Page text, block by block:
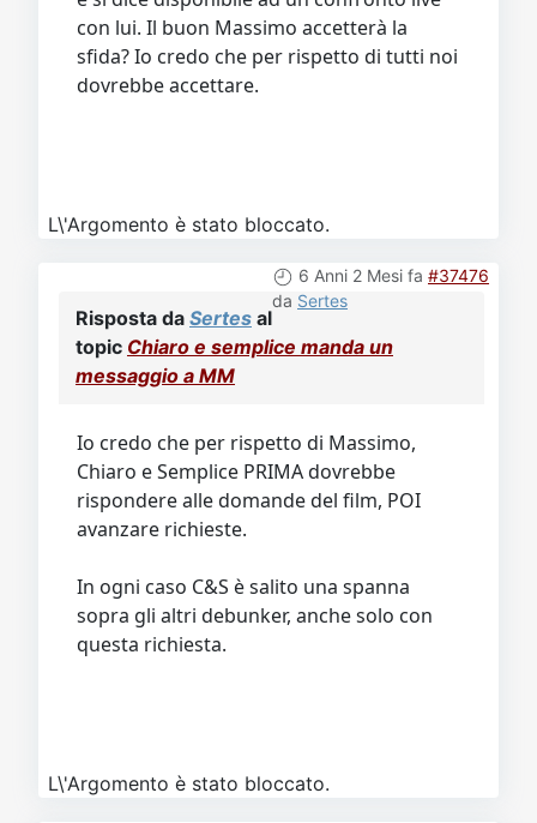
con lui. Il buon Massimo accetterà la
sfida? Io credo che per rispetto di tutti noi
dovrebbe accettare.
L\'Argomento è stato bloccato.
6 Anni 2 Mesi fa #37476
da Sertes
Risposta da Sertes al
topic Chiaro e semplice manda un
messaggio a MM
Io credo che per rispetto di Massimo,
Chiaro e Semplice PRIMA dovrebbe
rispondere alle domande del film, POI
avanzare richieste.
In ogni caso C&S è salito una spanna
sopra gli altri debunker, anche solo con
questa richiesta.
L\'Argomento è stato bloccato.